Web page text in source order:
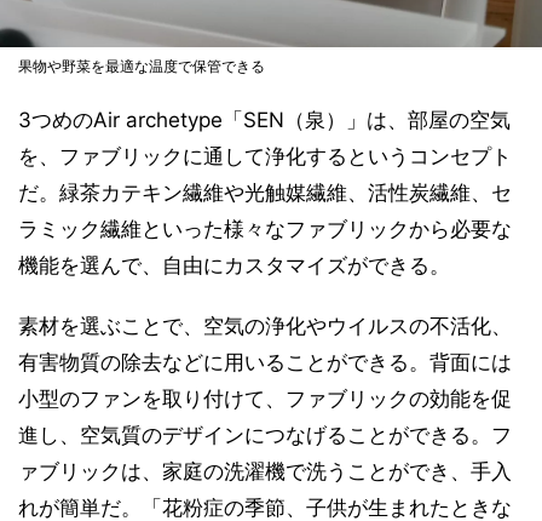
果物や野菜を最適な温度で保管できる
3つめのAir archetype「SEN（泉）」は、部屋の空気
を、ファブリックに通して浄化するというコンセプト
だ。緑茶カテキン繊維や光触媒繊維、活性炭繊維、セ
ラミック繊維といった様々なファブリックから必要な
機能を選んで、自由にカスタマイズができる。
素材を選ぶことで、空気の浄化やウイルスの不活化、
有害物質の除去などに用いることができる。背面には
小型のファンを取り付けて、ファブリックの効能を促
進し、空気質のデザインにつなげることができる。フ
ァブリックは、家庭の洗濯機で洗うことができ、手入
れが簡単だ。「花粉症の季節、子供が生まれたときな